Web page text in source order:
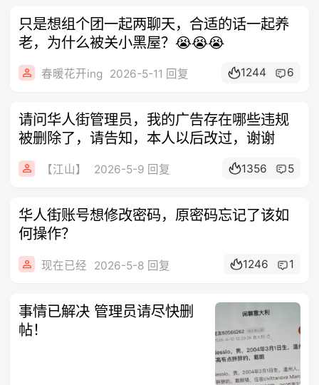
只是想组个团一起两聊天，合适的话一起养
老，为什么被关小黑屋？😭😭😭
春暖花开ing 2026-5-11 回复 1244 6
请问华人街管理员，我的广告存在哪些违规
被删除了，请告知，本人以后改过，谢谢
【江山】 2026-5-9 回复 1356 5
华人街账号想修改密码，原密码忘记了该如
何操作？
现在已经 2026-5-8 回复 1246 1
事情已解决 管理员请尽快删
帖！